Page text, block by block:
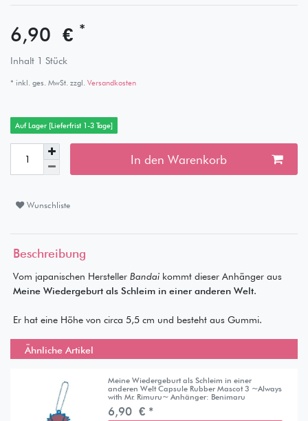
6,90 € *
Inhalt 1 Stück
* inkl. ges. MwSt. zzgl. Versandkosten
Auf Lager [Lieferfrist 1-3 Tage]
In den Warenkorb
Wunschliste
Beschreibung
Vom japanischen Hersteller Bandaikommt dieser Anhänger aus
Meine Wiedergeburt als Schleim in einer anderen Welt.
Er hat eine Höhe von circa 5,5 cm und besteht aus Gummi.
Ähnliche Artikel
Meine Wiedergeburt als Schleim in einer
anderen Welt Capsule Rubber Mascot 3 ~Always
with Mr. Rimuru~ Anhänger: Benimaru
6,90 € *